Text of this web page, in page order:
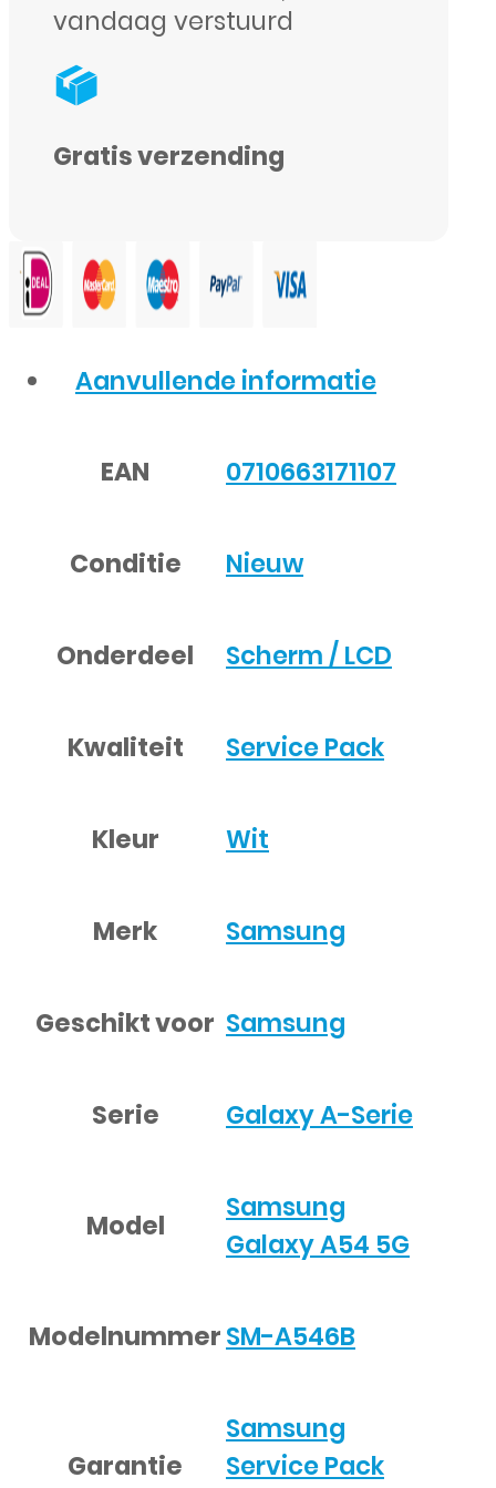
SM-
A546B
(GH81-
Service
Pack
vandaag verstuurd
Gratis verzending
Aanvullende informatie
EAN 0710663171107
Conditie Nieuw
Onderdeel Scherm / LCD
Kwaliteit Service Pack
Kleur Wit
Merk Samsung
Geschikt voor Samsung
Serie Galaxy A-Serie
Model
Samsung
Galaxy A54 5G
ModelnummerSM-A546B
Garantie
Samsung
Service Pack